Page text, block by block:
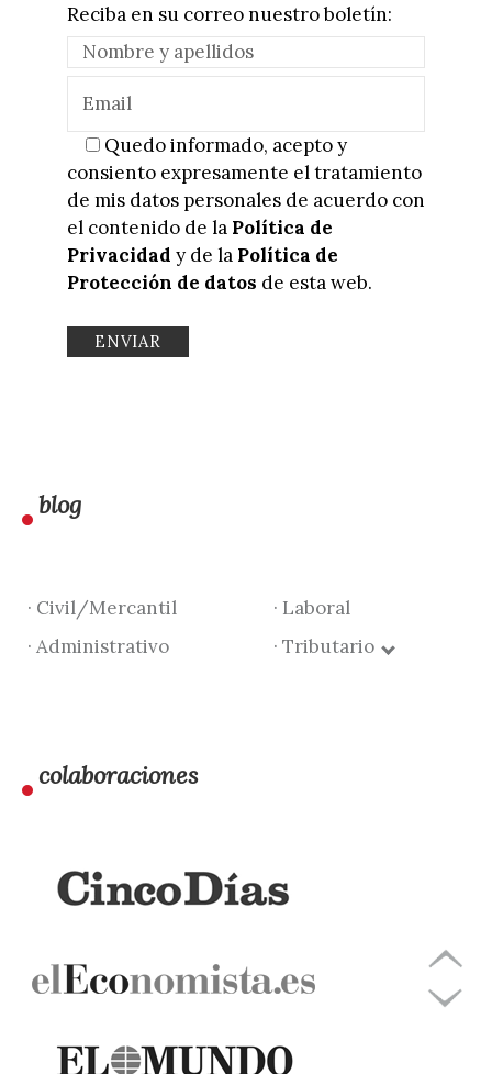
Reciba en su correo nuestro boletín:
Quedo informado, acepto y
consiento expresamente el tratamiento
de mis datos personales de acuerdo con
el contenido de la Política de
Privacidad y de la Política de
Protección de datos de esta web.
blog
· Civil/Mercantil
· Laboral
· Administrativo
· Tributario
colaboraciones